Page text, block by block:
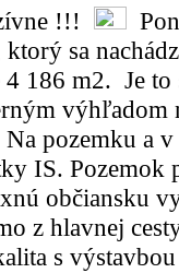
!!!
sa
186 m2. Je to
výhľadom
pozemku a
IS. Pozemok
občiansku
z hlavnej
s